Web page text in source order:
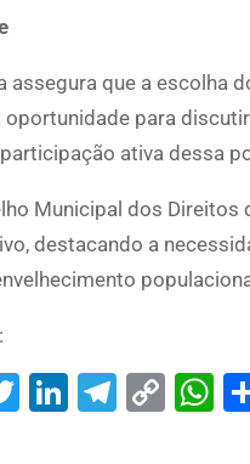
assegura que a escolha
oportunidade para
ativa dessa
Municipal dos
destacando a
Twitter
LinkedIn